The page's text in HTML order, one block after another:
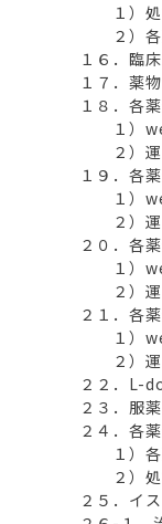
１）処
２）各
１６．臨
１７．薬
１８．各
１）
２）運
１９．各
１）
２）運
２０．各
１）
２）運
２１．各
１）
２）運
２２．L-
２３．服
２４．各
１）各
２）処
２５．イ